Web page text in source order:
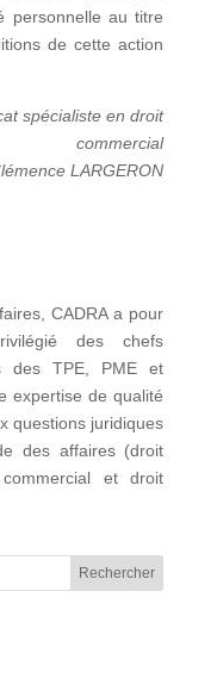
personnelle au titre
de cette action
spécialiste en droit
commercial
LARGERON
CADRA a pour
des chefs
des TPE, PME et
expertise de qualité
questions juridiques
des affaires (droit
et droit